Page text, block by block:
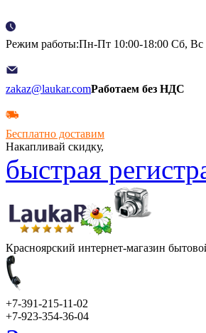
Режим работы:Пн-Пт 10:00-18:00 Сб, Вс
zakaz@laukar.comРаботаем без НДС
Бесплатно доставим
Накапливай скидку,
быстрая
Красноярский интернет-магазин
+7-391-215-11-02
+7-923-354-36-04